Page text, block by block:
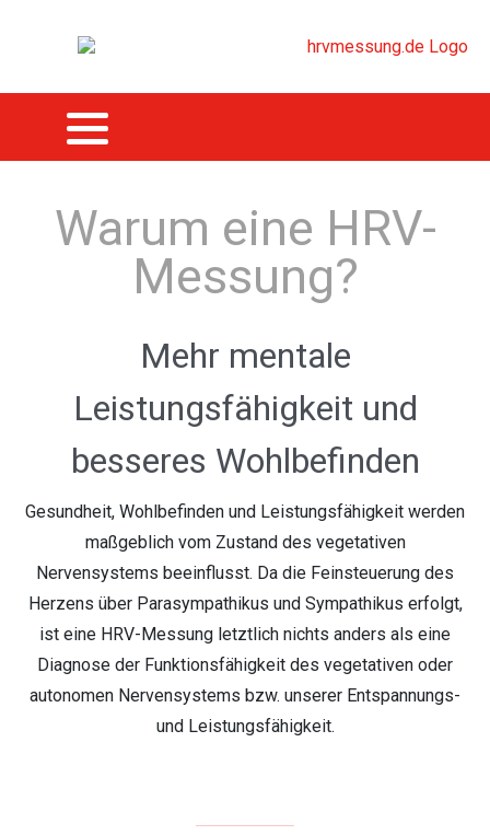
Warum eine HRV-
Messung?
Mehr mentale
Leistungsfähigkeit und
besseres Wohlbefinden
Gesundheit, Wohlbefinden und Leistungsfähigkeit werden
maßgeblich vom Zustand des vegetativen
Nervensystems beeinflusst. Da die Feinsteuerung des
Herzens über Parasympathikus und Sympathikus erfolgt,
ist eine HRV-Messung letztlich nichts anders als eine
Diagnose der Funktionsfähigkeit des vegetativen oder
autonomen Nervensystems bzw. unserer Entspannungs-
und Leistungsfähigkeit.